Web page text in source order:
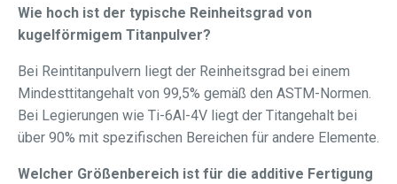
Wie hoch ist der typische Reinheitsgrad von
kugelförmigem Titanpulver?
Bei Reintitanpulvern liegt der Reinheitsgrad bei einem
Mindesttitangehalt von 99,5% gemäß den ASTM-Normen.
Bei Legierungen wie Ti-6Al-4V liegt der Titangehalt bei
über 90% mit spezifischen Bereichen für andere Elemente.
Welcher Größenbereich ist für die additive Fertigung